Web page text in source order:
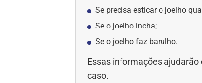
Se precisa esticar o joelho
Se o joelho incha;
Se o joelho faz barulho.
Essas informações
caso.